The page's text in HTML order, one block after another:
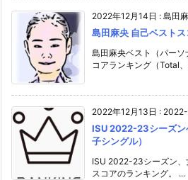
2022年12月14日 : 島田
島田麻央 自己ベスト
島田麻央ベスト（パー
コアランキング（Total
2022年12月13日 :
ISU 2022-23シーズン
子シングル）
ISU 2022-23シーズン、
スコアのランキング。 ...